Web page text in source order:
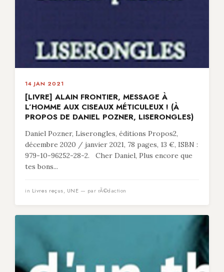
14 JAN 2021
[LIVRE] ALAIN FRONTIER, MESSAGE À
L’HOMME AUX CISEAUX MÉTICULEUX ! (À
PROPOS DE DANIEL POZNER, LISERONGLES)
Daniel Pozner, Liserongles, éditions Propos2,
décembre 2020 / janvier 2021, 78 pages, 13 €, ISBN :
979-10-96252-28-2. Cher Daniel, Plus encore que
tes bons...
in Livres reçus, UNE — par rÃ©daction